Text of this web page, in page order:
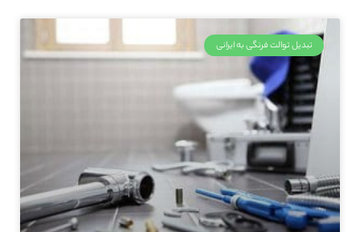
تبدیل توالت فرنگی به ایرانی